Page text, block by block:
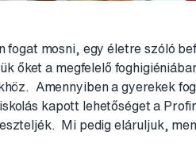
fogat mosni, egy életre szóló
őket a megfelelő
Amennyiben a gyerekek
kapott lehetőséget a
Mi pedig eláruljuk,